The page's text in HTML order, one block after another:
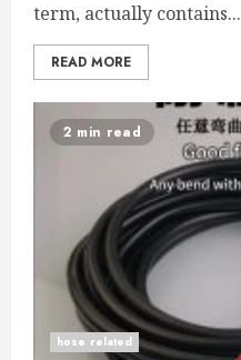
term, actually contains...
READ MORE
2 min read
hose related